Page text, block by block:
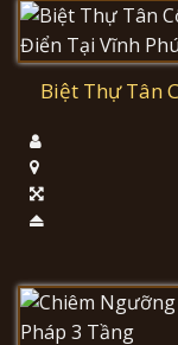
Biệt Thự Tân